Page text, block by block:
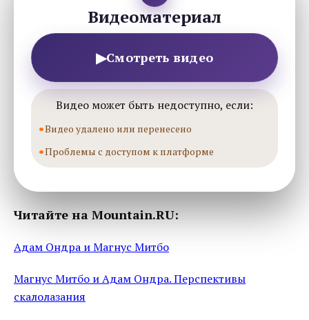
Видеоматериал
▶Смотреть видео
Видео может быть недоступно, если:
Видео удалено или перенесено
Проблемы с доступом к платформе
Читайте на Mountain.RU:
Адам Ондра и Магнус Митбо
Магнус Митбо и Адам Ондра. Перспективы
скалолазания